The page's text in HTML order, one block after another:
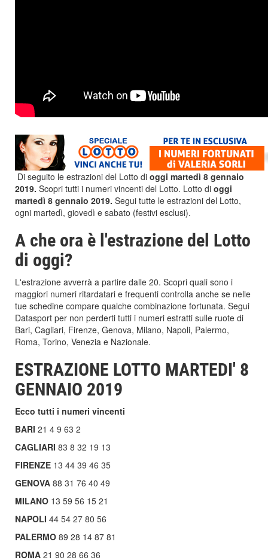
Di seguito le estrazioni del Lotto di oggi martedì 8 gennaio
2019. Scopri tutti i numeri vincenti del Lotto. Lotto di oggi
martedì 8 gennaio 2019. Segui tutte le estrazioni del Lotto,
ogni martedì, giovedì e sabato (festivi esclusi).
A che ora è l'estrazione del Lotto
di oggi?
L'estrazione avverrà a partire dalle 20. Scopri quali sono i
maggiori numeri ritardatari e frequenti controlla anche se nelle
tue schedine compare qualche combinazione fortunata. Segui
Datasport per non perderti tutti i numeri estratti sulle ruote di
Bari, Cagliari, Firenze, Genova, Milano, Napoli, Palermo,
Roma, Torino, Venezia e Nazionale.
ESTRAZIONE LOTTO MARTEDI' 8
GENNAIO 2019
Ecco tutti i numeri vincenti
BARI 21 4 9 63 2
CAGLIARI 83 8 32 19 13
FIRENZE 13 44 39 46 35
GENOVA 88 31 76 40 49
MILANO 13 59 56 15 21
NAPOLI 44 54 27 80 56
PALERMO 89 28 14 87 81
ROMA 21 90 28 66 36